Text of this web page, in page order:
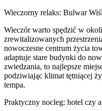
Wieczorny relaks: Bulwar
Wieczór warto spędzić w
zrewitalizowanych
nowoczesne centrum życia
adaptuje stare budynki do
zwiedzania, to najlepsze
podziwiając klimat tętniącej
tempa.
Praktyczny nocleg: hotel czy